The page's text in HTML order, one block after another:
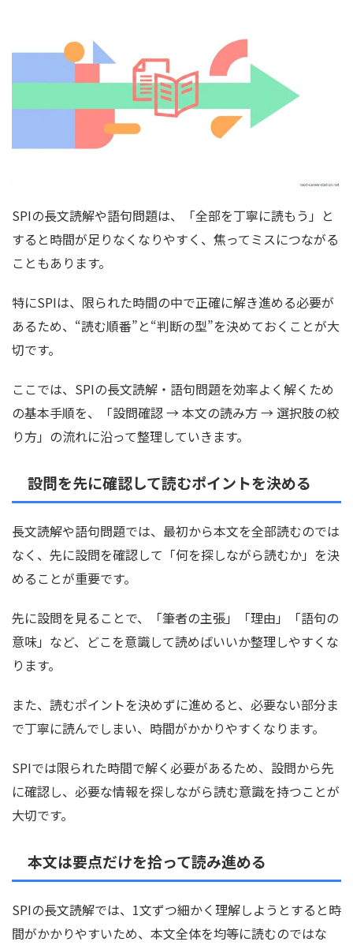
SPIの長文読解や語句問題は、「全部を丁寧に読もう」と
すると時間が足りなくなりやすく、焦ってミスにつながる
こともあります。
特にSPIは、限られた時間の中で正確に解き進める必要が
あるため、“読む順番”と“判断の型”を決めておくことが大
切です。
ここでは、SPIの長文読解・語句問題を効率よく解くため
の基本手順を、「設問確認 → 本文の読み方 → 選択肢の絞
り方」の流れに沿って整理していきます。
設問を先に確認して読むポイントを決める
長文読解や語句問題では、最初から本文を全部読むのでは
なく、先に設問を確認して「何を探しながら読むか」を決
めることが重要です。
先に設問を見ることで、「筆者の主張」「理由」「語句の
意味」など、どこを意識して読めばいいか整理しやすくな
ります。
また、読むポイントを決めずに進めると、必要ない部分ま
で丁寧に読んでしまい、時間がかかりやすくなります。
SPIでは限られた時間で解く必要があるため、設問から先
に確認し、必要な情報を探しながら読む意識を持つことが
大切です。
本文は要点だけを拾って読み進める
SPIの長文読解では、1文ずつ細かく理解しようとすると時
間がかかりやすいため、本文全体を均等に読むのではな